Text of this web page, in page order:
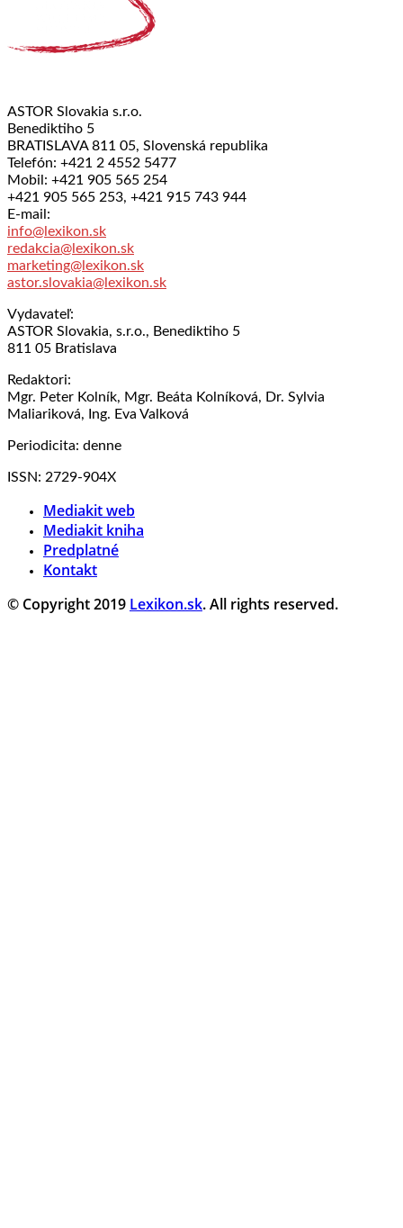
ASTOR Slovakia s.r.o.
Benediktiho 5
BRATISLAVA 811 05, Slovenská republika
Telefón: +421 2 4552 5477
Mobil: +421 905 565 254
+421 905 565 253, +421 915 743 944
E-mail:
info@lexikon.sk
redakcia@lexikon.sk
marketing@lexikon.sk
astor.slovakia@lexikon.sk
Vydavateľ:
ASTOR Slovakia, s.r.o., Benediktiho 5
811 05 Bratislava
Redaktori:
Mgr. Peter Kolník, Mgr. Beáta Kolníková, Dr. Sylvia
Maliariková, Ing. Eva Valková
Periodicita: denne
ISSN: 2729-904X
Mediakit web
Mediakit kniha
Predplatné
Kontakt
© Copyright 2019 Lexikon.sk. All rights reserved.